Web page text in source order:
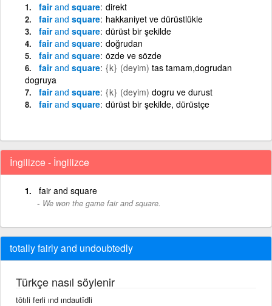
fairand square direkt
fairand square hakkaniyet ve dürüstlükle
fairand square dürüst bir şekilde
fairand square doğrudan
fairand square özde ve sözde
fairand square {k} (deyim) tas tamam,dogrudan
dogruya
fairand square {k} (deyim) dogru ve durust
fairand square dürüst bir şekilde, dürüstçe
İngilizce - İngilizce
fair and square
We won the game fair and square.
totally fairly and undoubtedly
Türkçe nasıl söylenir
tōtıli ferli ınd ındautîdli